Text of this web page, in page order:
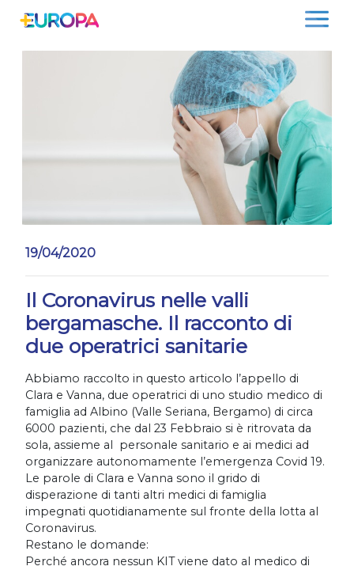
19/04/2020
Il Coronavirus nelle valli
bergamasche. Il racconto di
due operatrici sanitarie
Abbiamo raccolto in questo articolo l’appello di
Clara e Vanna, due operatrici di uno studio medico di
famiglia ad Albino (Valle Seriana, Bergamo) di circa
6000 pazienti, che dal 23 Febbraio si è ritrovata da
sola, assieme al personale sanitario e ai medici ad
organizzare autonomamente l’emergenza Covid 19.
Le parole di Clara e Vanna sono il grido di
disperazione di tanti altri medici di famiglia
impegnati quotidianamente sul fronte della lotta al
Coronavirus.
Restano le domande:
Perché ancora nessun KIT viene dato al medico di